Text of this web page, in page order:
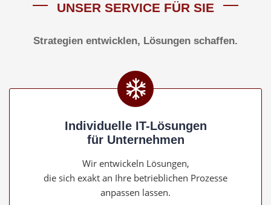
UNSER SERVICE FÜR SIE
Strategien entwicklen, Lösungen schaffen.
Individuelle IT-Lösungen
für Unternehmen
Wir entwickeln Lösungen,
die sich exakt an Ihre betrieblichen Prozesse
anpassen lassen.